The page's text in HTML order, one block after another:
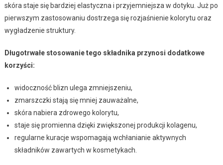
skóra staje się bardziej elastyczna i przyjemniejsza w dotyku. Już po
pierwszym zastosowaniu dostrzega się rozjaśnienie kolorytu oraz
wygładzenie struktury.
Długotrwałe stosowanie tego składnika przynosi dodatkowe
korzyści:
widoczność blizn ulega zmniejszeniu,
zmarszczki stają się mniej zauważalne,
skóra nabiera zdrowego kolorytu,
staje się promienna dzięki zwiększonej produkcji kolagenu,
regularne kuracje wspomagają wchłanianie aktywnych
składników zawartych w kosmetykach.